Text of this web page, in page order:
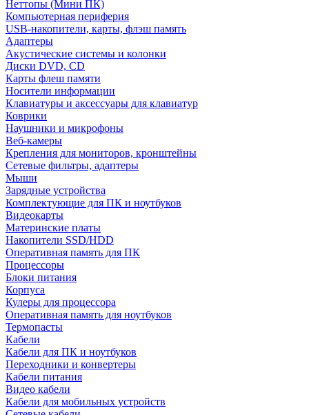
Неттопы (Мини ПК)
Компьютерная периферия
USB-накопители, карты, флэш память
Адаптеры
Акустические системы и колонки
Диски DVD, CD
Карты флеш памяти
Носители информации
Клавиатуры и аксессуары для клавиатур
Коврики
Наушники и микрофоны
Веб-камеры
Крепления для мониторов, кронштейны
Сетевые фильтры, адаптеры
Мыши
Зарядные устройства
Комплектующие для ПК и ноутбуков
Видеокарты
Материнские платы
Накопители SSD/HDD
Оперативная память для ПК
Процессоры
Блоки питания
Корпуса
Кулеры для процессора
Оперативная память для ноутбуков
Термопасты
Кабели
Кабели для ПК и ноутбуков
Переходники и конвертеры
Кабели питания
Видео кабели
Кабели для мобильных устройств